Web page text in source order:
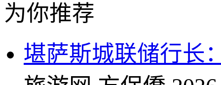
为你推荐
堪萨斯城联储行长